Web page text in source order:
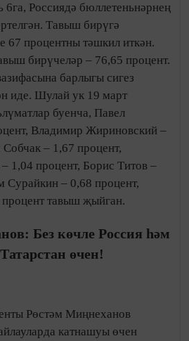
6га, Россиядә бюллетеньнәрнең
Тавыш бирүгә
67 процентны тәшкил иткән.
бирүчеләр – 76,65 процент.
барлыгы сигез
иде. Шулай ук 19 март
буенча, Павел
Владимир Жириновский –
– 1,67 процент,
1,04 процент, Борис Титов –
Сурайкин – 0,68 процент,
тавыш җыйган.
Без көчле Россия һәм
өчен!
Рөстәм Миңнеханов
катнашуы өчен